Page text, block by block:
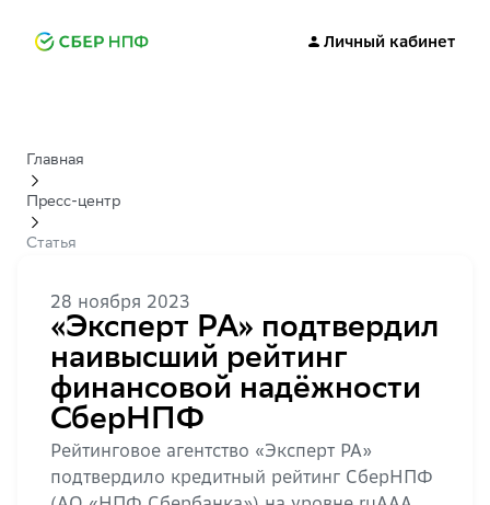
Личный кабинет
Главная
Пресс-центр
Статья
28 ноября 2023
«Эксперт РА» подтвердил
наивысший рейтинг
финансовой надёжности
СберНПФ
Рейтинговое агентство «Эксперт РА»
подтвердило кредитный рейтинг СберНПФ